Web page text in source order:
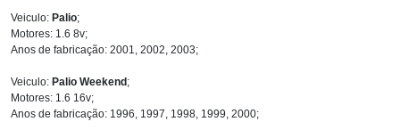
Veiculo: Palio;
Motores: 1.6 8v;
Anos de fabricação: 2001, 2002, 2003;
Veiculo: Palio Weekend;
Motores: 1.6 16v;
Anos de fabricação: 1996, 1997, 1998, 1999, 2000;